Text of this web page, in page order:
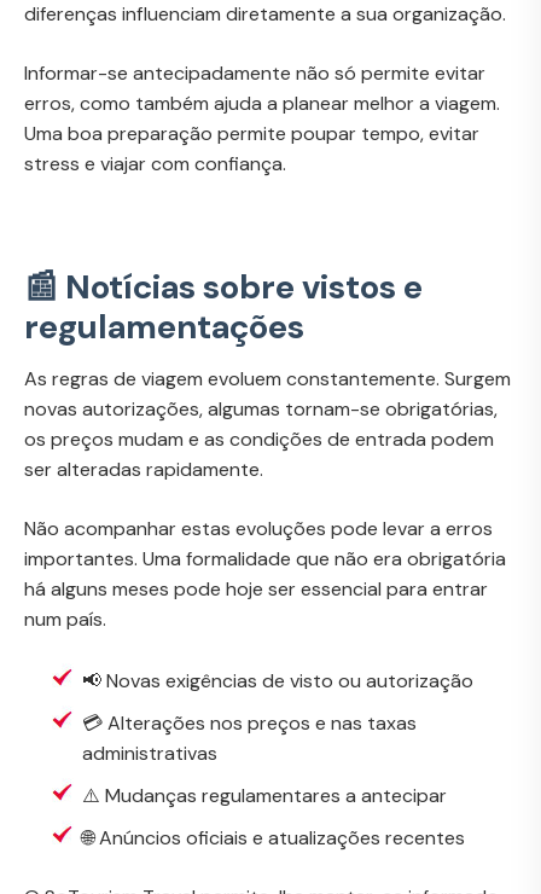
diferenças influenciam diretamente a sua organização.
Informar-se antecipadamente não só permite evitar
erros, como também ajuda a planear melhor a viagem.
Uma boa preparação permite poupar tempo, evitar
stress e viajar com confiança.
📰 Notícias sobre vistos e
regulamentações
As regras de viagem evoluem constantemente. Surgem
novas autorizações, algumas tornam-se obrigatórias,
os preços mudam e as condições de entrada podem
ser alteradas rapidamente.
Não acompanhar estas evoluções pode levar a erros
importantes. Uma formalidade que não era obrigatória
há alguns meses pode hoje ser essencial para entrar
num país.
📢 Novas exigências de visto ou autorização
💳 Alterações nos preços e nas taxas
administrativas
⚠️ Mudanças regulamentares a antecipar
🌐 Anúncios oficiais e atualizações recentes